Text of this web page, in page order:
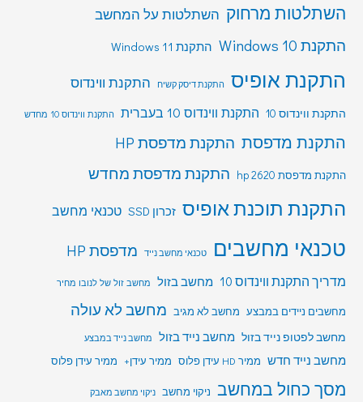
השתלטות מרחוק השתלטות על המחשב
התקנת Windows 10 התקנת Windows 11
התקנת אופיס התקנת דיסק קשיח התקנת ווינדוס
התקנת ווינדוס 10 התקנת ווינדוס 10 בעברית התקנת ווינדוס 10 מחדש
התקנת מדפסת התקנת מדפסת HP
התקנת מדפסת hp 2620 התקנת מדפסת מחדש
התקנת תוכנת אופיס זכרון SSD טכנאי מחשב
טכנאי מחשבים טכנאי מחשב נייד מדפסת HP
מדריך התקנת ווינדוס 10 מחשב בזול מחשב זול של לנובו מחיר
מחשבים ניידים במבצע מחשב לא מגיב מחשב לא עולה
מחשב לפטופ נייד בזול מחשב נייד בזול מחשב נייד במבצע
מחשב נייד חדש ממיר HD עידן פלוס ממיר עידן+ ממיר עידן פלוס
מסך כחול במחשב ניקוי מחשב ניקוי מחשב מאבק